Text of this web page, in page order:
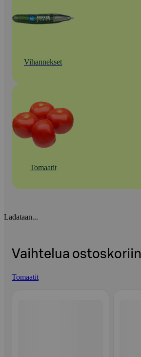
Vihannekset
Tomaatit
Ladataan...
Vaihtelua ostoskoriin
Tomaatit